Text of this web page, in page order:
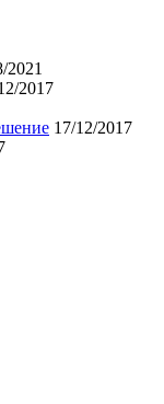
2021
2017
17/12/2017